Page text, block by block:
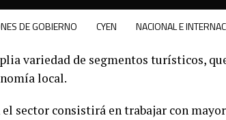
DE GOBIERNO CYEN NACIONAL E
variedad de segmentos turísticos,
local.
sector consistirá en trabajar con